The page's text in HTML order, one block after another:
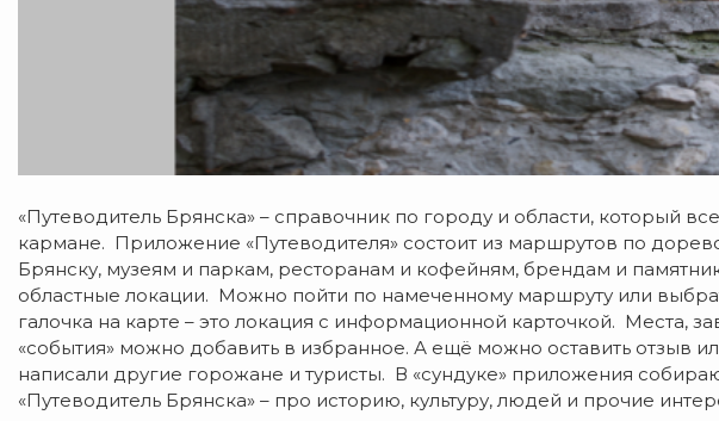
«Путеводитель Брянска» – справочник по городу и области, который
кармане. Приложение «Путеводителя» состоит из маршрутов по
Брянску, музеям и паркам, ресторанам и кофейням, брендам и
областные локации. Можно пойти по намеченному маршруту или
галочка на карте – это локация с информационной карточкой. Места,
«события» можно добавить в избранное. А ещё можно оставить отзыв
написали другие горожане и туристы. В «сундуке» приложения
«Путеводитель Брянска» – про историю, культуру, людей и прочие